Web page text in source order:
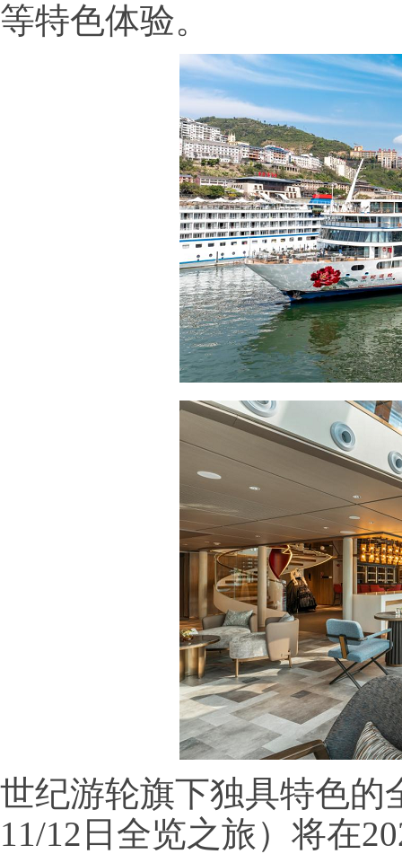
等特色体验。
世纪游轮旗下独具特色的
11/12日全览之旅）将在